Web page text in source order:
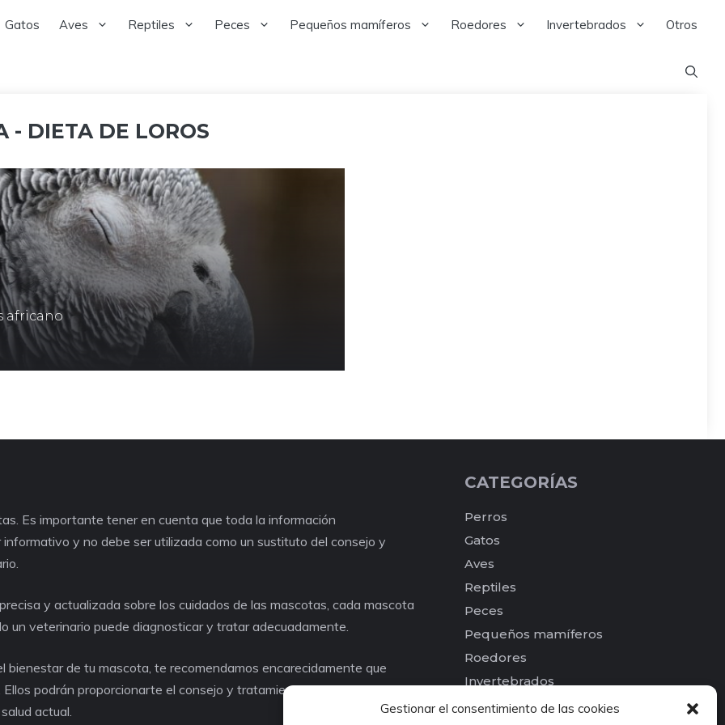
Gestionar el consentimiento de las cookies
Gatos Aves Reptiles Peces Pequeños mamíferos Roedores Invertebrados Otros
- DIETA DE LOROS
africano
Es importante tener en cuenta que toda la información
y no debe ser utilizada como un sustituto del consejo y
y actualizada sobre los cuidados de las mascotas, cada mascota
un veterinario puede diagnosticar y tratar adecuadamente.
bienestar de tu mascota, te recomendamos encarecidamente que
podrán proporcionarte el consejo y tratamiento adecuados para tu
actual.
CATEGORÍAS
Perros
Gatos
Aves
Reptiles
Peces
Pequeños mamíferos
Roedores
Invertebrados
Otros